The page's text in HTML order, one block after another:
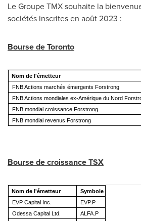
Le Groupe TMX souhaite la
sociétés inscrites en août 2023 :
Bourse deToronto
Nom de l'émetteur
FNB Actions marchés émergents Forstrong
FNB Actions mondiales ex-Amérique du Nord
FNB mondial croissance Forstrong
FNB mondial revenus Forstrong
Bourse de croissance TSX
Nom de l'émetteur
Symbole
EVP Capital Inc.
EVP.P
Odessa Capital Ltd.
ALFA.P